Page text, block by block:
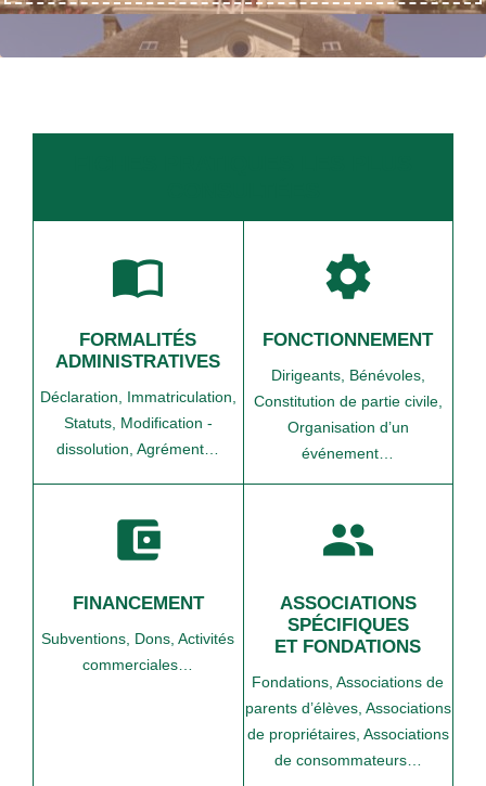
import_contacts
FORMALITÉS
ADMINISTRATIVES
Déclaration, Immatriculation,
Statuts, Modification -
dissolution,Agrément…
settings
FONCTIONNEMENT
Dirigeants, Bénévoles,
Constitution de partie civile,
Organisation d’un
événement…
account_balance_wallet
FINANCEMENT
Subventions, Dons,Activités
commerciales…
group
ASSOCIATIONS
SPÉCIFIQUES
ET FONDATIONS
Fondations,Associations de
parents d’élèves, Associations
de propriétaires, Associations
de consommateurs…